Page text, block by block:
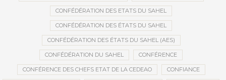
CONFÉDÉRATION DES ETATS DU SAHEL
CONFÉDÉRATION DES ÉTATS DU SAHEL
CONFÉDÉRATION DES ÉTATS DU SAHEL (AES)
CONFÉDÉRATION DU SAHEL CONFÉRENCE
CONFÉRENCE DES CHEFS ETAT DE LA CEDEAO CONFIANCE